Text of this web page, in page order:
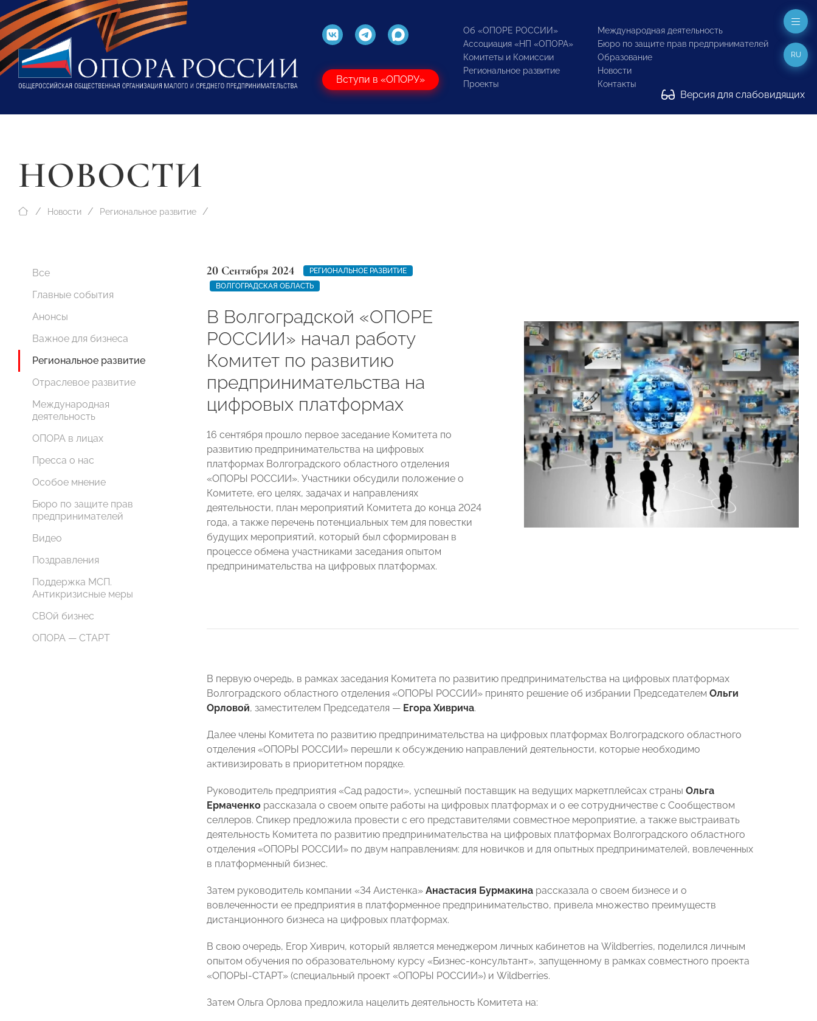
Вступи в «ОПОРУ»
Об «ОПОРЕ РОССИИ»
Ассоциация «НП «ОПОРА»
Комитеты и Комиссии
Региональное развитие
Проекты
Международная деятельность
Бюро по защите прав предпринимателей
Образование
Новости
Контакты
Версия для слабовидящих
RU
НОВОСТИ
Новости Региональное развитие
Все
Главные события
Анонсы
Важное для бизнеса
Региональное развитие
Отраслевое развитие
Международная
деятельность
ОПОРА в лицах
Пресса о нас
Особое мнение
Бюро по защите прав
предпринимателей
Видео
Поздравления
Поддержка МСП.
Антикризисные меры
СВОй бизнес
ОПОРА — СТАРТ
20 Сентября 2024
РЕГИОНАЛЬНОЕ РАЗВИТИЕ
ВОЛГОГРАДСКАЯ ОБЛАСТЬ
В Волгоградской «ОПОРЕ
РОССИИ» начал работу
Комитет по развитию
предпринимательства на
цифровых платформах
16 сентября прошло первое заседание Комитета по
развитию предпринимательства на цифровых
платформах Волгоградского областного отделения
«ОПОРЫ РОССИИ». Участники обсудили положение о
Комитете, его целях, задачах и направлениях
деятельности, план мероприятий Комитета до конца 2024
года, а также перечень потенциальных тем для повестки
будущих мероприятий, который был сформирован в
процессе обмена участниками заседания опытом
предпринимательства на цифровых платформах.
В первую очередь, в рамках заседания Комитета по развитию предпринимательства на цифровых платформах
Волгоградского областного отделения «ОПОРЫ РОССИИ» принято решение об избрании Председателем Ольги
Орловой, заместителем Председателя — Егора Хиврича.
Далее члены Комитета по развитию предпринимательства на цифровых платформах Волгоградского областного
отделения «ОПОРЫ РОССИИ» перешли к обсуждению направлений деятельности, которые необходимо
активизировать в приоритетном порядке.
Руководитель предприятия «Сад радости», успешный поставщик на ведущих маркетплейсах страны Ольга
Ермаченко рассказала о своем опыте работы на цифровых платформах и о ее сотрудничестве с Сообществом
селлеров. Спикер предложила провести с его представителями совместное мероприятие, а также выстраивать
деятельность Комитета по развитию предпринимательства на цифровых платформах Волгоградского областного
отделения «ОПОРЫ РОССИИ» по двум направлениям: для новичков и для опытных предпринимателей, вовлеченных
в платформенный бизнес.
Затем руководитель компании «34 Аистенка» Анастасия Бурмакина рассказала о своем бизнесе и о
вовлеченности ее предприятия в платформенное предпринимательство, привела множество преимуществ
дистанционного бизнеса на цифровых платформах.
В свою очередь, Егор Хиврич, который является менеджером личных кабинетов на Wildberries, поделился личным
опытом обучения по образовательному курсу «Бизнес-консультант», запущенному в рамках совместного проекта
«ОПОРЫ-СТАРТ» (специальный проект «ОПОРЫ РОССИИ») и Wildberries.
Затем Ольга Орлова предложила нацелить деятельность Комитета на: